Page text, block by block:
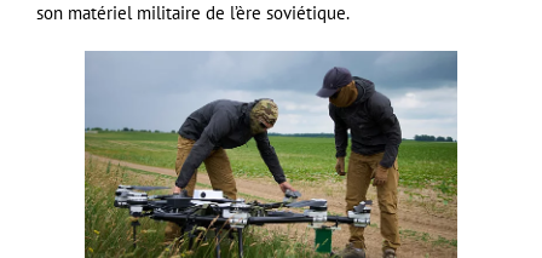
son matériel militaire de l’ère soviétique.